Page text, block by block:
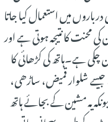
میں استعمال کیا جاتا
محنت کا نتیجہ ہوتی ہے اور
ہے۔ہاتھ کی کڑھائی کا
شلوار قمیض، ساڑھی،
یہ مشین کے بجائے ہاتھ